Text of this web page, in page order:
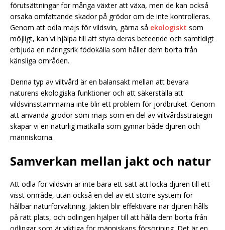
förutsättningar för många växter att växa, men de kan också
orsaka omfattande skador på grödor om de inte kontrolleras.
Genom att odla majs för vildsvin, gärna så ekologiskt som
möjligt, kan vi hjälpa till att styra deras beteende och samtidigt
erbjuda en näringsrik födokälla som håller dem borta från
känsliga områden.
Denna typ av viltvård är en balansakt mellan att bevara
naturens ekologiska funktioner och att säkerställa att
vildsvinsstammarna inte blir ett problem för jordbruket. Genom
att använda grödor som majs som en del av viltvårdsstrategin
skapar vi en naturlig matkälla som gynnar både djuren och
människorna.
Samverkan mellan jakt och natur
Att odla för vildsvin är inte bara ett sätt att locka djuren till ett
visst område, utan också en del av ett större system för
hållbar naturförvaltning. Jakten blir effektivare när djuren hålls
på rätt plats, och odlingen hjälper till att hålla dem borta från